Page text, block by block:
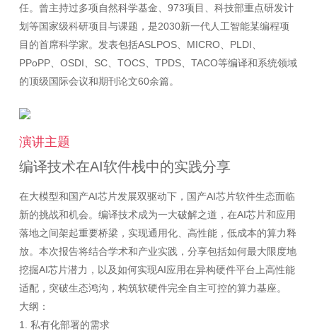
任。曾主持过多项自然科学基金、973项目、科技部重点研发计
划等国家级科研项目与课题，是2030新一代人工智能某编程项
目的首席科学家。发表包括ASLPOS、MICRO、PLDI、
PPoPP、OSDI、SC、TOCS、TPDS、TACO等编译和系统领域
演讲主题
编译技术在AI软件栈中的实践分享
在大模型和国产AI芯片发展双驱动下，国产AI芯片软件生态面临
新的挑战和机会。编译技术成为一大破解之道，在AI芯片和应用
落地之间架起重要桥梁，实现通用化、高性能，低成本的算力释
放。本次报告将结合学术和产业实践，分享包括如何最大限度地
挖掘AI芯片潜力，以及如何实现AI应用在异构硬件平台上高性能
适配，突破生态鸿沟，构筑软硬件完全自主可控的算力基座。
大纲：
1. 私有化部署的需求